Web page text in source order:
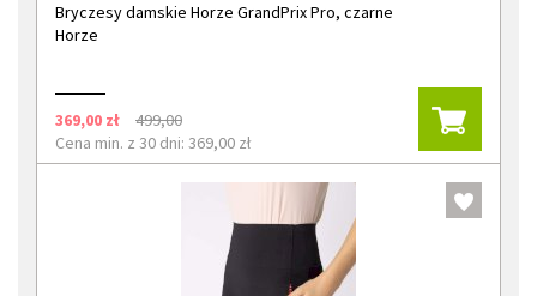
Bryczesy damskie Horze GrandPrix Pro, czarne
Horze
369,00 zł
499,00
Cena min. z 30 dni: 369,00 zł